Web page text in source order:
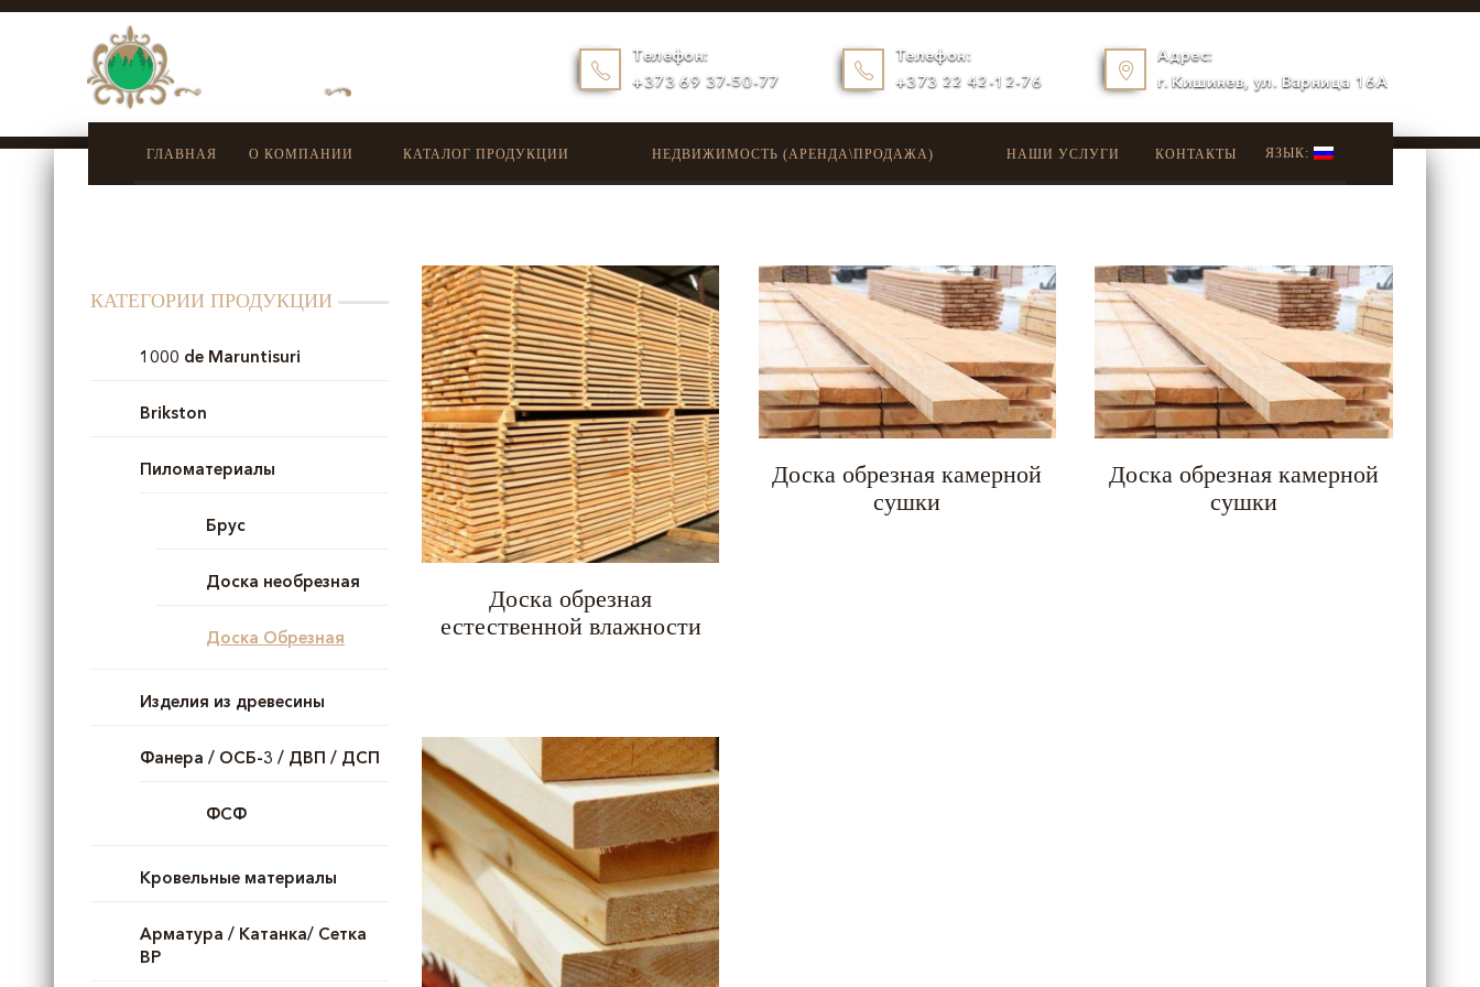
Адрес:
г. Кишинев, ул. Варница 16A
Телефон:
+373 22 42-12-76
Телефон:
+373 69 37-50-77
ГЛАВНАЯ О КОМПАНИИ КАТАЛОГ ПРОДУКЦИИ НЕДВИЖИМОСТЬ (АРЕНДА\ПРОДАЖА) НАШИ УСЛУГИ КОНТАКТЫ ЯЗЫК:
КАТЕГОРИИ ПРОДУКЦИИ
1000 de Maruntisuri
Brikston
Пиломатериалы
Брус
Доска необрезная
Доска Обрезная
Изделия из древесины
Фанера / ОСБ-3 / ДВП / ДСП
ФСФ
Кровельные материалы
Арматура / Катанка/ Сетка
ВР
Доска обрезная
естественной влажности
Доска обрезная камерной
сушки
Доска обрезная камерной
сушки